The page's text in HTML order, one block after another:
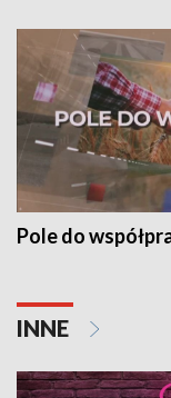
Pole do
INNE